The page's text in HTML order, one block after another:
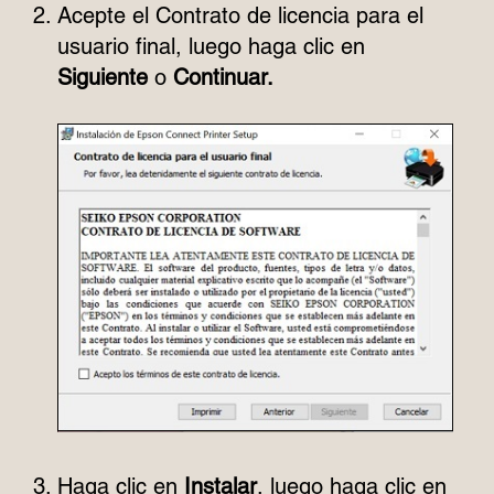
Acepte el Contrato de licencia para el
usuario final, luego haga clic en
Siguiente o Continuar.
Haga clic en Instalar, luego haga clic en